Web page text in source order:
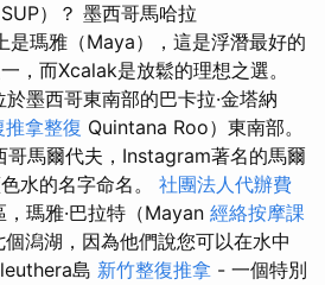
）？ 墨西哥馬哈拉
是瑪雅（Maya），這是浮潛最好的
，而Xcalak是放鬆的理想之選。
墨西哥東南部的巴卡拉·金塔納
推拿整復 Quintana Roo）東南部。
馬爾代夫，Instagram著名的馬爾
水的名字命名。 社團法人代辦費
瑪雅·巴拉特（Mayan 經絡按摩課
潟湖，因為他們說您可以在水中
島 新竹整復推拿 - 一個特別